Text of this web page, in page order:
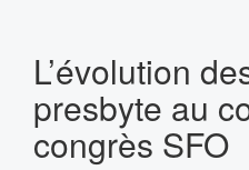
L’évolution
presbyte au
congrès SFO